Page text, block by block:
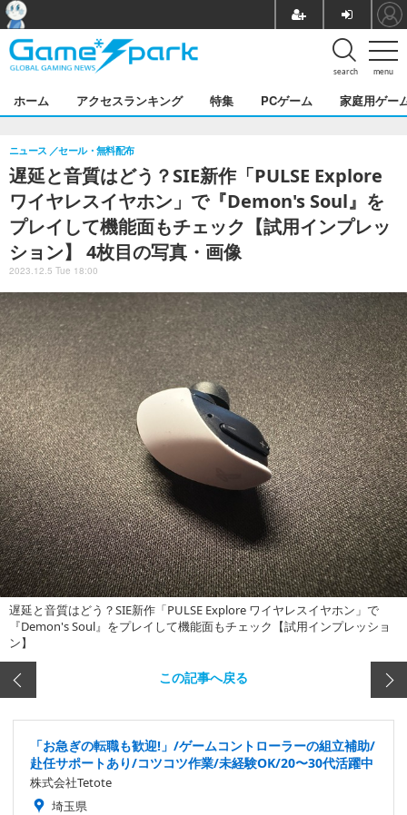
menu
search
ホーム アクセスランキング 特集 PCゲーム 家庭用ゲー
遅延と音質はどう？SIE新作「PULSE Explore
ワイヤレスイヤホン」で『Demon's Soul』を
プレイして機能面もチェック【試用インプレッ
ション】 4枚目の写真・画像
ニュース セール・無料配布
2023.12.5 Tue 18:00
遅延と音質はどう？SIE新作「PULSE Explore ワイヤレスイヤホン」で
『Demon's Soul』をプレイして機能面もチェック【試用インプレッショ
ン】
この記事へ戻る
「お急ぎの転職も歓迎!」/ゲームコントローラーの組立補助/
赴任サポートあり/コツコツ作業/未経験OK/20〜30代活躍中
株式会社Tetote
埼玉県